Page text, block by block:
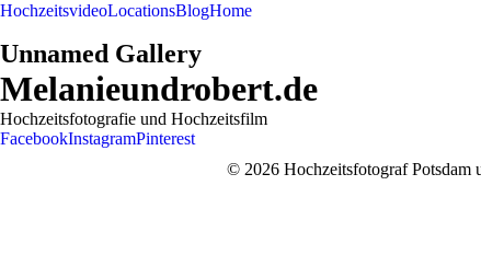
HochzeitsvideoLocationsBlogHome
Unnamed Gallery
Melanieundrobert.de
Hochzeitsfotografie und Hochzeitsfilm
FacebookInstagramPinterest
© 2026 Hochzeitsfotograf Potsdam